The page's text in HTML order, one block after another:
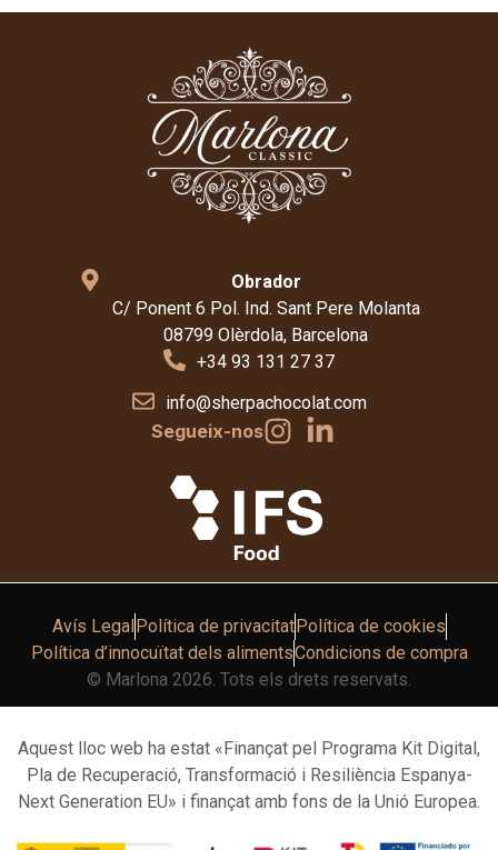
Obrador
C/ Ponent 6 Pol. Ind. Sant Pere Molanta
08799 Olèrdola, Barcelona
+34 93 131 27 37
info@sherpachocolat.com
Segueix-nos
Avís Legal Política de privacitat Política de cookies
Política d’innocuïtat dels alimentsCondicions de compra
© Marlona 2026. Tots els drets reservats.
Aquest lloc web ha estat «Finançat pel Programa Kit Digital,
Pla de Recuperació, Transformació i Resiliència Espanya-
Next Generation EU» i finançat amb fons de la Unió Europea.